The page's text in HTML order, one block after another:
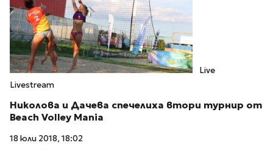
Live
Livestream
Николова и Дачева спечелиха втори турнир от
Beach Volley Mania
18 юли 2018, 18:02